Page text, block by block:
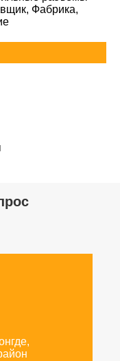
Фабрика,